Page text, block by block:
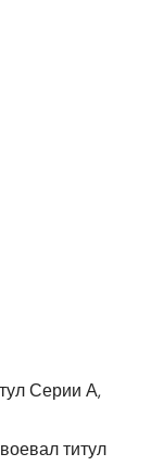
Серии А,
титул